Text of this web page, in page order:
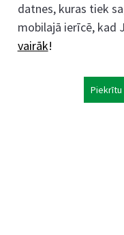
pagasts,
datnes, kuras tiek
mobilajā ierīcē, kad
vairāk!
Piekrītu